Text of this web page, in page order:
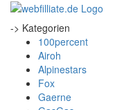
-> Kategorien
100percent
Airoh
Alpinestars
Fox
Gaerne